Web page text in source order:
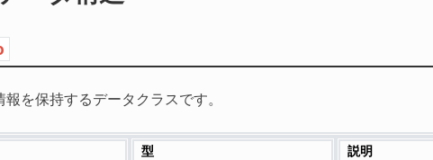
報を保持するデータクラスです。
型 説明